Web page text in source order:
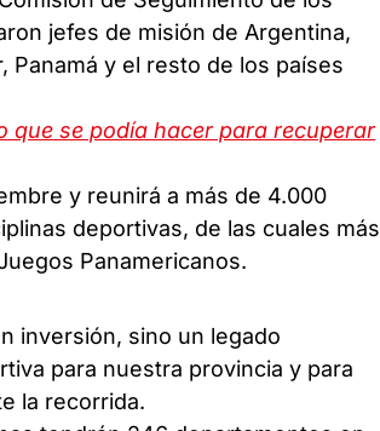
jefes de misión de Argentina,
Panamá y el resto de los países
que se podía hacer para recuperar
y reunirá a más de 4.000
deportivas, de las cuales más
Panamericanos.
inversión, sino un legado
para nuestra provincia y para
la recorrida.